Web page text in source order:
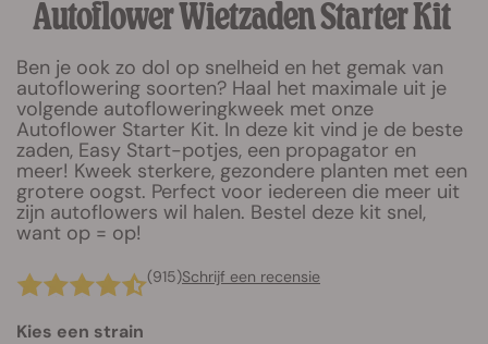
Autoflower Wietzaden Starter Kit
Ben je ook zo dol op snelheid en het gemak van
autoflowering soorten? Haal het maximale uit je
volgende autofloweringkweek met onze
Autoflower Starter Kit. In deze kit vind je de beste
zaden, Easy Start-potjes, een propagator en
meer! Kweek sterkere, gezondere planten met een
grotere oogst. Perfect voor iedereen die meer uit
zijn autoflowers wil halen. Bestel deze kit snel,
want op = op!
(915)Schrijf een recensie
Kies een strain